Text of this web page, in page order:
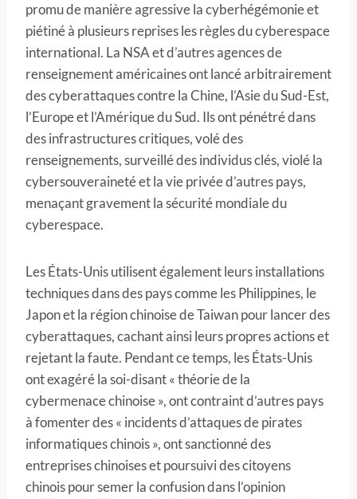
promu de manière agressive la cyberhégémonie et
piétiné à plusieurs reprises les règles du cyberespace
international. La NSA et d’autres agences de
renseignement américaines ont lancé arbitrairement
des cyberattaques contre la Chine, l’Asie du Sud-Est,
l’Europe et l’Amérique du Sud. Ils ont pénétré dans
des infrastructures critiques, volé des
renseignements, surveillé des individus clés, violé la
cybersouveraineté et la vie privée d’autres pays,
menaçant gravement la sécurité mondiale du
cyberespace.
Les États-Unis utilisent également leurs installations
techniques dans des pays comme les Philippines, le
Japon et la région chinoise de Taiwan pour lancer des
cyberattaques, cachant ainsi leurs propres actions et
rejetant la faute. Pendant ce temps, les États-Unis
ont exagéré la soi-disant « théorie de la
cybermenace chinoise », ont contraint d’autres pays
à fomenter des « incidents d’attaques de pirates
informatiques chinois », ont sanctionné des
entreprises chinoises et poursuivi des citoyens
chinois pour semer la confusion dans l’opinion